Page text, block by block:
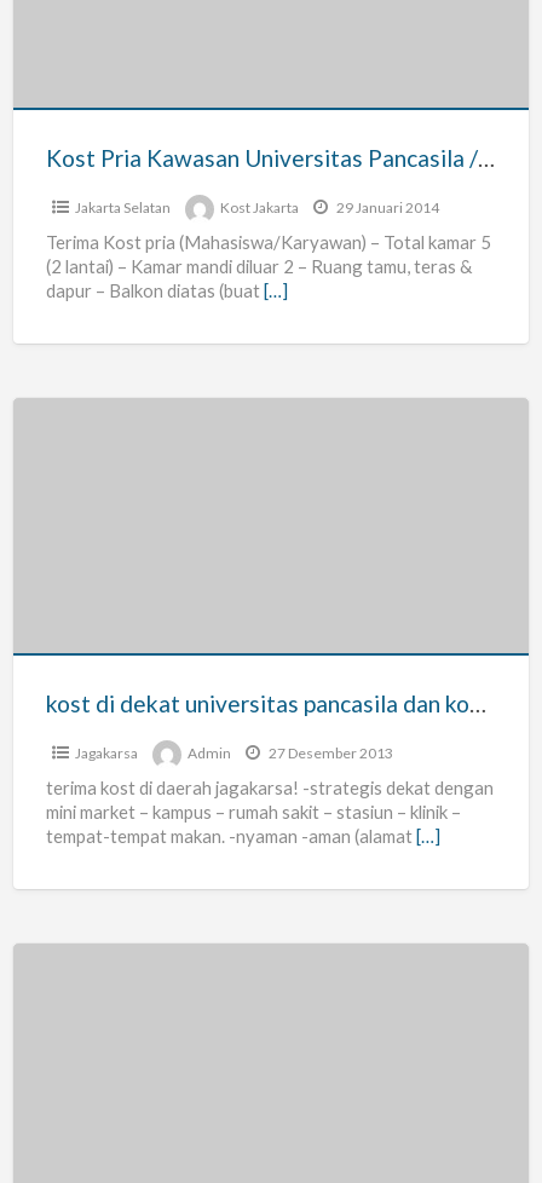
Polimedia
Kost Pria Kawasan Universitas Pancasila / Polimedia
Jakarta Selatan Kost Jakarta 29 Januari 2014
Terima Kost pria (Mahasiswa/Karyawan) – Total kamar 5
(2 lantai) – Kamar mandi diluar 2 – Ruang tamu, teras &
dapur – Balkon diatas (buat[…]
kosgoro
kost di dekat universitas pancasila dan kosgoro
Jagakarsa Admin 27 Desember 2013
terima kost di daerah jagakarsa! -strategis dekat dengan
mini market – kampus – rumah sakit – stasiun – klinik –
tempat-tempat makan. -nyaman -aman (alamat[…]